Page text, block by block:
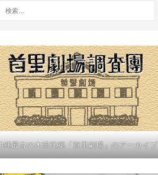
縄最古の木造建築「首里劇場」のアーカイブ